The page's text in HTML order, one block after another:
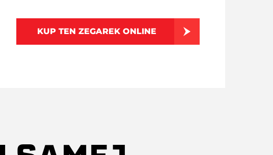
KUP TEN ZEGAREK ONLINE